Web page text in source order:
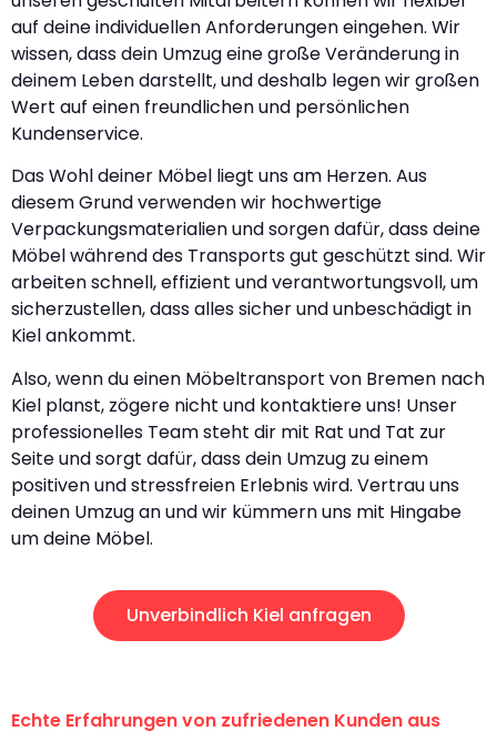
auf deine individuellen Anforderungen eingehen. Wir
wissen, dass dein Umzug eine große Veränderung in
deinem Leben darstellt, und deshalb legen wir großen
Wert auf einen freundlichen und persönlichen
Kundenservice.
Das Wohl deiner Möbel liegt uns am Herzen. Aus
diesem Grund verwenden wir hochwertige
Verpackungsmaterialien und sorgen dafür, dass deine
Möbel während des Transports gut geschützt sind. Wir
arbeiten schnell, effizient und verantwortungsvoll, um
sicherzustellen, dass alles sicher und unbeschädigt in
Kiel ankommt.
Also, wenn du einen Möbeltransport von Bremen nach
Kiel planst, zögere nicht und kontaktiere uns! Unser
professionelles Team steht dir mit Rat und Tat zur
Seite und sorgt dafür, dass dein Umzug zu einem
positiven und stressfreien Erlebnis wird. Vertrau uns
deinen Umzug an und wir kümmern uns mit Hingabe
um deine Möbel.
Unverbindlich Kiel anfragen
Echte Erfahrungen von zufriedenen Kunden aus